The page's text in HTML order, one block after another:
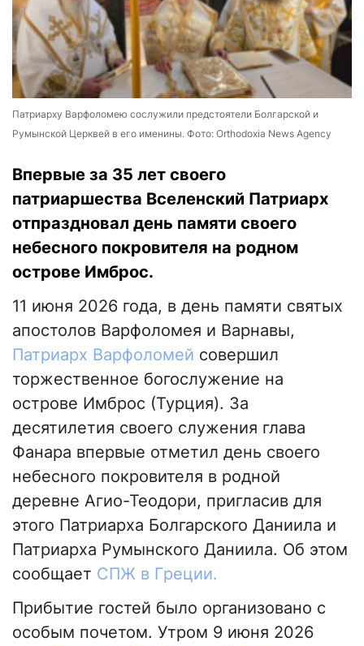
Патриарху Варфоломею сослужили предстоятели Болгарской и
Румынской Церквей в его именины. Фото: Orthodoxia News Agency
Впервые за 35 лет своего
патриаршества Вселенский Патриарх
отпраздновал день памяти своего
небесного покровителя на родном
острове Имброс.
11 июня 2026 года, в день памяти святых
апостолов Варфоломея и Варнавы,
Патриарх Варфоломей совершил
торжественное богослужение на
острове Имброс (Турция). За
десятилетия своего служения глава
Фанара впервые отметил день своего
небесного покровителя в родной
деревне Агио-Теодори, пригласив для
этого Патриарха Болгарского Даниила и
Патриарха Румынского Даниила. Об этом
сообщает СПЖ в Греции.
Прибытие гостей было организовано с
особым почетом. Утром 9 июня 2026